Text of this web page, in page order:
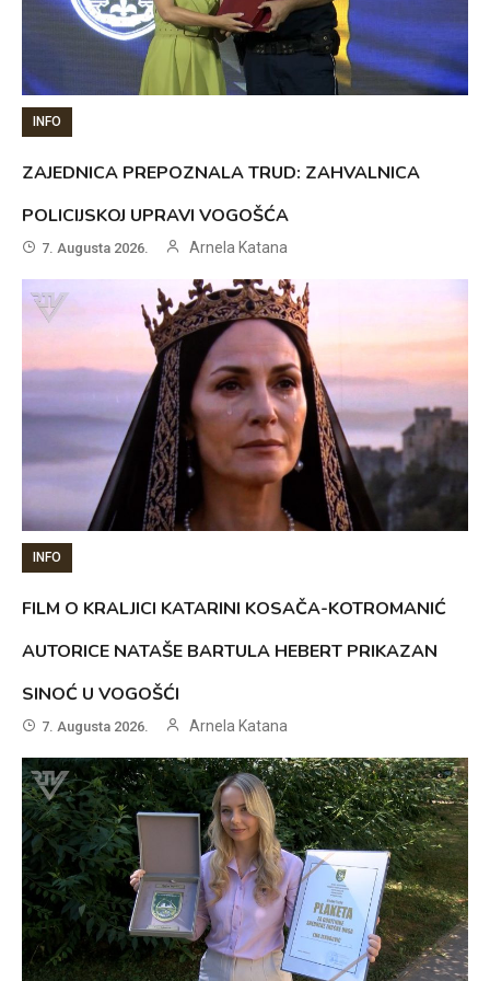
INFO
ZAJEDNICA PREPOZNALA TRUD: ZAHVALNICA
POLICIJSKOJ UPRAVI VOGOŠĆA
7. Augusta 2026. Arnela Katana
INFO
FILM O KRALJICI KATARINI KOSAČA-KOTROMANIĆ
AUTORICE NATAŠE BARTULA HEBERT PRIKAZAN
SINOĆ U VOGOŠĆI
7. Augusta 2026. Arnela Katana